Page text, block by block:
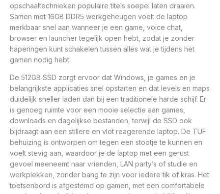
opschaaltechnieken populaire titels soepel laten draaien.
Samen met 16GB DDR5 werkgeheugen voelt de laptop
merkbaar snel aan wanneer je een game, voice chat,
browser en launcher tegelijk open hebt, zodat je zonder
haperingen kunt schakelen tussen alles wat je tijdens het
gamen nodig hebt.
De 512GB SSD zorgt ervoor dat Windows, je games en je
belangrijkste applicaties snel opstarten en dat levels en maps
duidelijk sneller laden dan bij een traditionele harde schijf. Er
is genoeg ruimte voor een mooie selectie aan games,
downloads en dagelijkse bestanden, terwijl de SSD ook
bijdraagt aan een stillere en vlot reagerende laptop. De TUF
behuizing is ontworpen om tegen een stootje te kunnen en
voelt stevig aan, waardoor je de laptop met een gerust
gevoel meeneemt naar vrienden, LAN party’s of studie en
werkplekken, zonder bang te zijn voor iedere tik of kras. Het
toetsenbord is afgestemd op gamen, met een comfortabele